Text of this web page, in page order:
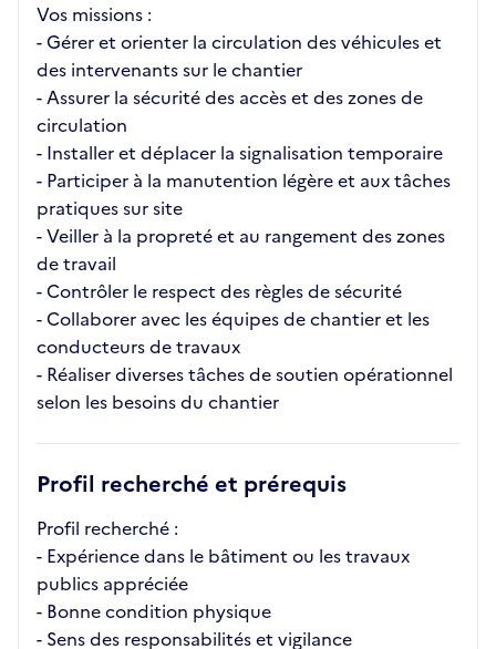
Vos missions :
- Gérer et orienter la circulation des véhicules et
des intervenants sur le chantier
- Assurer la sécurité des accès et des zones de
circulation
- Installer et déplacer la signalisation temporaire
- Participer à la manutention légère et aux tâches
pratiques sur site
- Veiller à la propreté et au rangement des zones
de travail
- Contrôler le respect des règles de sécurité
- Collaborer avec les équipes de chantier et les
conducteurs de travaux
- Réaliser diverses tâches de soutien opérationnel
selon les besoins du chantier
Profil recherché et prérequis
Profil recherché :
- Expérience dans le bâtiment ou les travaux
publics appréciée
- Bonne condition physique
- Sens des responsabilités et vigilance